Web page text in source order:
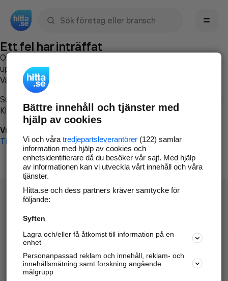
Ett fel har inträffat
Om du vill kan du
uppstod så att vi lättare och snabbare kan avhjälpa det.
Vänligen försök med följande:
Surfa till
Klicka påTillbaka-knappen i webbläsaren och försök igen
Vi beklagar besväret!
Till startsidan
Hitta.se - Gratis nummerupplysning.
Sök företag, personer och platser.
Hitta telefonnummer, adresser, företagsinfo mm.
Bättre innehåll och tjänster med
hjälp av cookies
Vi och våra tredjepartsleverantörer(122) samlar
information med hjälp av cookies och
enhetsidentifierare då du besöker vår sajt. Med hjälp
av informationen kan vi utveckla vårt innehåll och våra
tjänster.
Hitta.se och dess partners kräver samtycke för
följande:
Syften
Lagra och/eller få åtkomst till information på en
enhet
Personanpassad reklam och innehåll, reklam- och
innehållsmätning samt forskning angående
målgrupp